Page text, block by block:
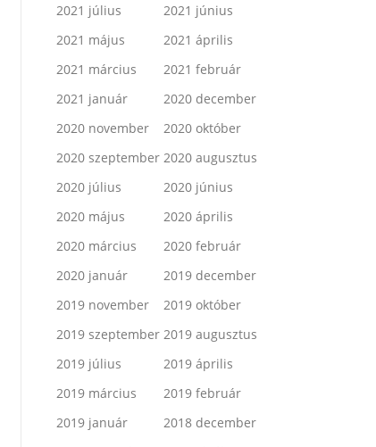
2021 július
2021 június
2021 május
2021 április
2021 március
2021 február
2021 január
2020 december
2020 november
2020 október
2020 szeptember 2020 augusztus
2020 július
2020 június
2020 május
2020 április
2020 március
2020 február
2020 január
2019 december
2019 november
2019 október
2019 szeptember 2019 augusztus
2019 július
2019 április
2019 március
2019 február
2019 január
2018 december